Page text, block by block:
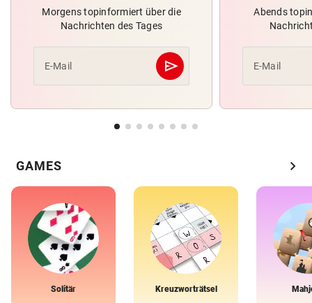
Morgens topinformiert über die
Nachrichten des Tages
E-Mail send
Abschicken
Abends
E-Mail
GAMES chevron_right
Solitär Kreuzworträtsel